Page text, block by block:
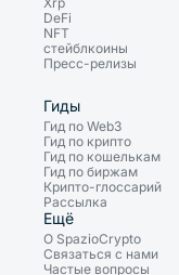
DeFi
NFT
стейблкоины
Пресс-релизы
Гиды
Гид по Web3
Гид по крипто
Гид по кошелькам
Гид по биржам
Крипто-глоссарий
Рассылка
Ещё
О SpazioCrypto
Связаться с нами
Частые вопросы